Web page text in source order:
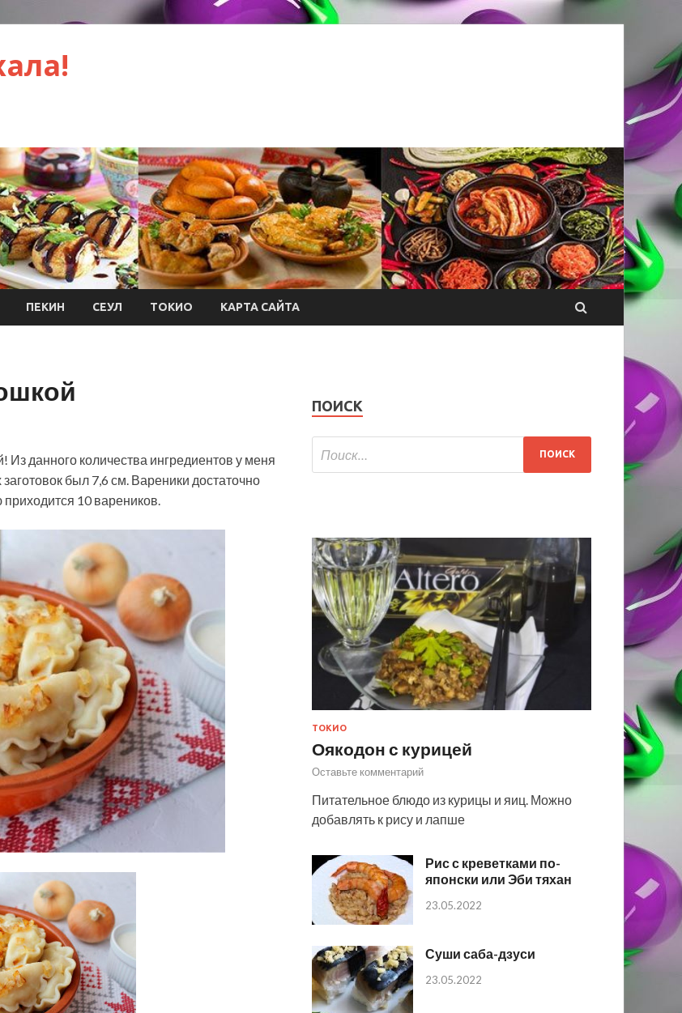
ПЕКИН СЕУЛ ТОКИО КАРТА САЙТА
данного количества ингредиентов у меня
был 7,6 см. Вареники достаточно
10 вареников.
ПОИСК
ТОКИО
Оякодон с курицей
Оставьте комментарий
Питательное блюдо из курицы и яиц. Можно
добавлять к рису и лапше
Рис с креветками по-
японски или Эби тяхан
23.05.2022
Суши саба-дзуси
23.05.2022